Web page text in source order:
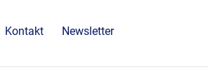
Kontakt Newsletter